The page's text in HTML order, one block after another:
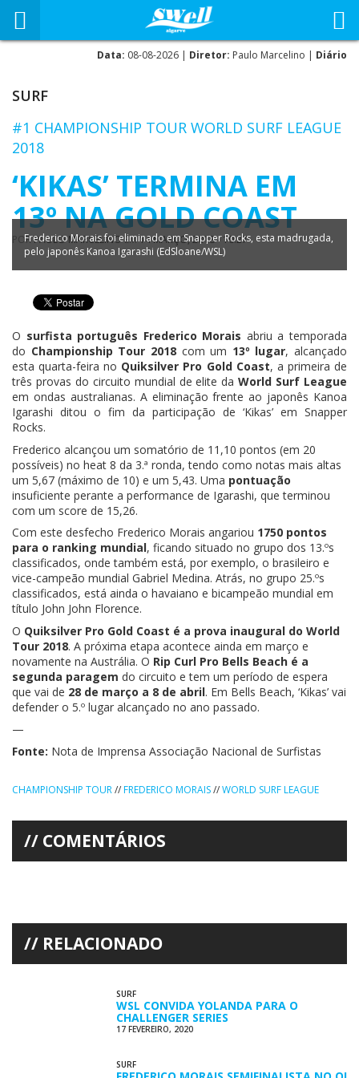
Data: 08-08-2026 | Diretor: Paulo Marcelino | Diário
SURF
#1 CHAMPIONSHIP TOUR WORLD SURF LEAGUE
2018
‘KIKAS’ TERMINA EM
13º NA GOLD COAST
PORPAULO MARCELINOEM14 MARÇO, 2018 - 10:27
Frederico Morais foi eliminado em Snapper Rocks, esta madrugada,
pelo japonês Kanoa Igarashi (EdSloane/WSL)
O surfista português Frederico Morais abriu a temporada
do Championship Tour 2018com um 13º lugar, alcançado
esta quarta-feira no Quiksilver Pro Gold Coast, a primeira de
três provas do circuito mundial de elite daWorld Surf League
em ondas australianas. A eliminação frente ao japonês Kanoa
Igarashi ditou o fim da participação de ‘Kikas’ em Snapper
Rocks.
Frederico alcançou um somatório de 11,10 pontos (em 20
possíveis) no heat 8 da 3.ª ronda, tendo como notas mais altas
um 5,67 (máximo de 10) e um 5,43. Uma pontuação
insuficiente perante a performance de Igarashi, que terminou
com um score de 15,26.
Com este desfecho Frederico Morais angariou 1750 pontos
para o ranking mundial, ficando situado no grupo dos 13.ºs
classificados, onde também está, por exemplo, o brasileiro e
vice-campeão mundial Gabriel Medina. Atrás, no grupo 25.ºs
classificados, está ainda o havaiano e bicampeão mundial em
título John John Florence.
O Quiksilver Pro Gold Coast é a prova inaugural do World
Tour 2018. A próxima etapa acontece ainda em março e
novamente na Austrália. O Rip Curl Pro Bells Beach é a
segunda paragem do circuito e tem um período de espera
que vai de 28 de março a 8 de abril. Em Bells Beach, ‘Kikas’ vai
defender o 5.º lugar alcançado no ano passado.
—
Fonte: Nota de Imprensa Associação Nacional de Surfistas
CHAMPIONSHIP TOUR//FREDERICO MORAIS//WORLD SURF LEAGUE
COMENTÁRIOS
RELACIONADO
SURF
WSL CONVIDA YOLANDA PARA O
CHALLENGER SERIES
17 FEVEREIRO, 2020
SURF